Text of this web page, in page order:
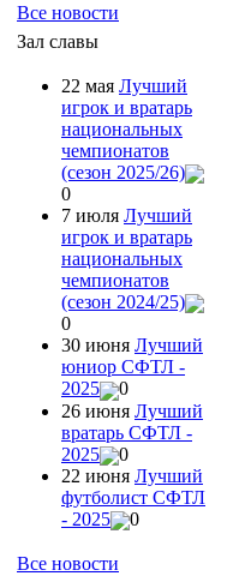
Все новости
Зал славы
22 мая Лучший
игрок и вратарь
национальных
чемпионатов
(сезон 2025/26)
0
7 июля Лучший
игрок и вратарь
национальных
чемпионатов
(сезон 2024/25)
0
30 июня Лучший
юниор СФТЛ -
2025
0
26 июня Лучший
вратарь СФТЛ -
2025
0
22 июня Лучший
футболист СФТЛ
- 2025
0
Все новости